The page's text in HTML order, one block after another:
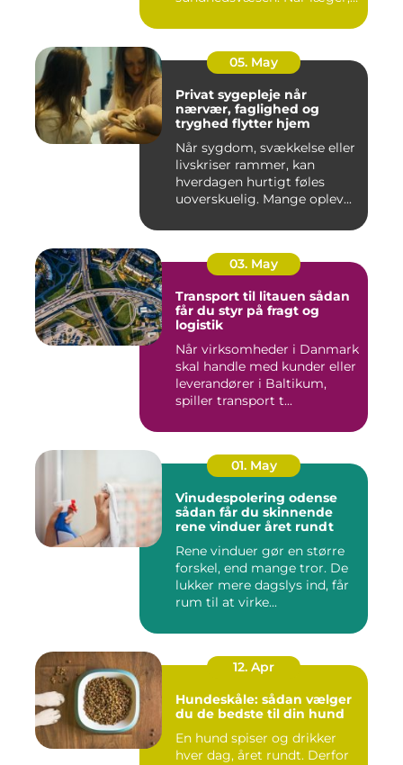
05. May
Privat sygepleje når
nærvær, faglighed og
tryghed flytter hjem
Når sygdom, svækkelse eller
livskriser rammer, kan
hverdagen hurtigt føles
uoverskuelig. Mange oplev...
03. May
Transport til litauen sådan
får du styr på fragt og
logistik
Når virksomheder i Danmark
skal handle med kunder eller
leverandører i Baltikum,
spiller transport t...
01. May
Vinudespolering odense
sådan får du skinnende
rene vinduer året rundt
Rene vinduer gør en større
forskel, end mange tror. De
lukker mere dagslys ind, får
rum til at virke...
12. Apr
Hundeskåle: sådan vælger
du de bedste til din hund
En hund spiser og drikker
hver dag, året rundt. Derfor